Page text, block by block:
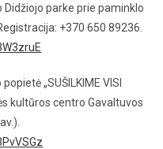
Didžiojo parke prie paminklo
+370 650 89236.
„SUŠILKIME VISI
kultūros centro Gavaltuvos